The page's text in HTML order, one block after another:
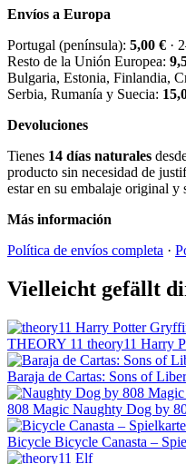
Envíos a Europa
Portugal (península): 5,00 € ·
Resto de la Unión Europea:
Bulgaria, Estonia, Finlandia,
Serbia, Rumanía y Suecia:
Devoluciones
Tienes 14 días naturales
producto sin necesidad de
estar en su embalaje original y
Más información
Política de envíos completa ·
Vielleicht gefällt
THEORY 11 theory11 Harry
Baraja de Cartas: Sons of
808 Magic Naughty Dog by
Bicycle Bicycle Canasta –